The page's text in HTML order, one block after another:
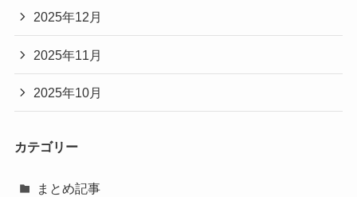
2025年12月
2025年11月
2025年10月
カテゴリー
まとめ記事